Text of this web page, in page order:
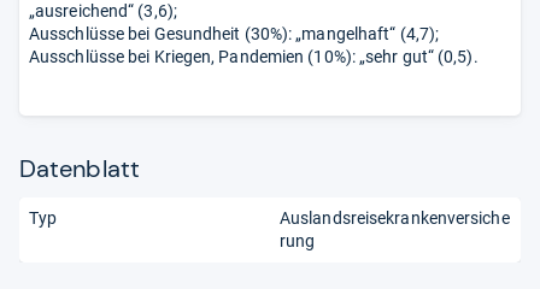
„ausreichend“ (3,6);
Ausschlüsse bei Gesundheit (30%): „mangelhaft“ (4,7);
Ausschlüsse bei Kriegen, Pandemien (10%): „sehr gut“ (0,5).
Datenblatt
Typ
Auslandsreisekrankenversiche
rung